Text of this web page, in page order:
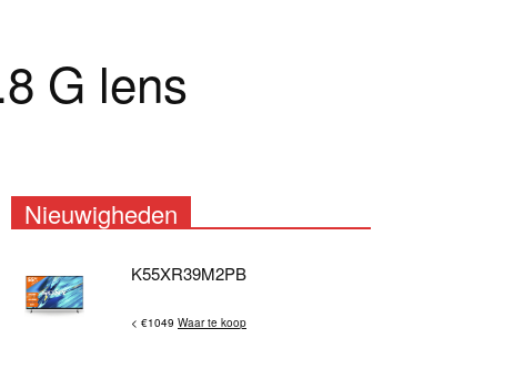
G lens
Nieuwigheden
K55XR39M2PB
< €1049 Waar te koop